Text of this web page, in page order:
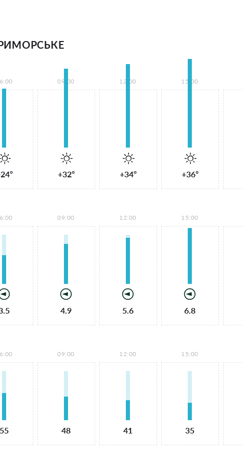
09:00
+32°
12:00
+34°
15:00
+36°
09:00
4.9
12:00
5.6
15:00
6.8
55
09:00
48
12:00
41
15:00
35